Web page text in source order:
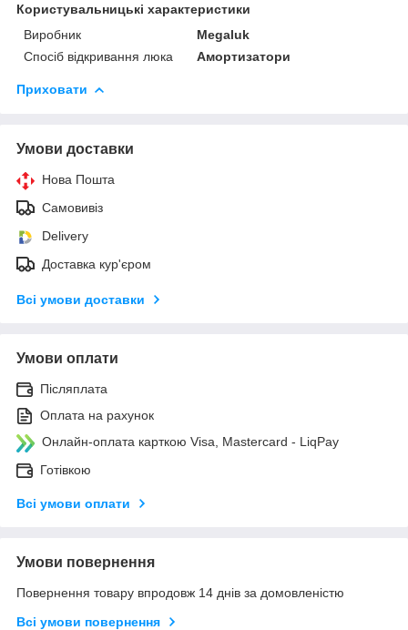
Користувальницькі характеристики
Виробник
Megaluk
Спосіб відкривання люка
Амортизатори
Приховати
Умови доставки
Нова Пошта
Самовивіз
Delivery
Доставка кур'єром
Всі умови доставки
Умови оплати
Післяплата
Оплата на рахунок
Онлайн-оплата карткою Visa, Mastercard - LiqPay
Готівкою
Всі умови оплати
Умови повернення
Повернення товару впродовж 14 днів за домовленістю
Всі умови повернення